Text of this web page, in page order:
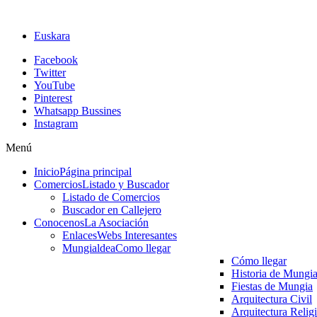
Euskara
Facebook
Twitter
YouTube
Pinterest
Whatsapp Bussines
Instagram
Menú
InicioPágina principal
ComerciosListado y Buscador
Listado de Comercios
Buscador en Callejero
ConocenosLa Asociación
EnlacesWebs Interesantes
MungialdeaComo llegar
Cómo llegar
Historia de Mungia
Fiestas de Mungia
Arquitectura Civil
Arquitectura